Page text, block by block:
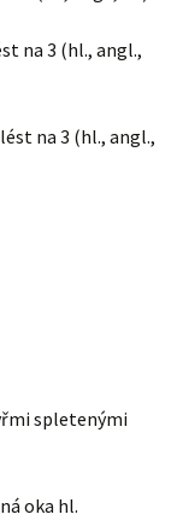
na 3 (hl., angl.,
na 3 (hl., angl.,
spletenými
oka hl.